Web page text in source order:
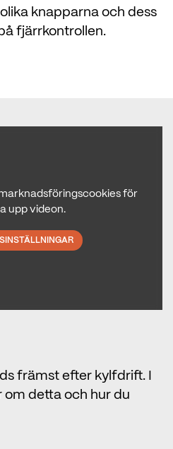
knapparna och dess
fjärrkontrollen.
för
upp videon.
främst efter kylfdrift. I
detta och hur du